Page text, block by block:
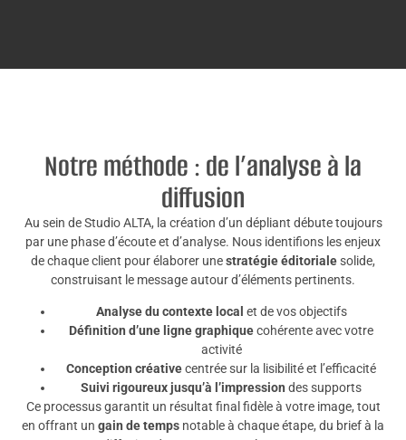
Notre méthode : de l’analyse à la
diffusion
Au sein de Studio ALTA, la création d’un dépliant débute toujours
par une phase d’écoute et d’analyse. Nous identifions les enjeux
de chaque client pour élaborer unestratégie éditorialesolide,
construisant le message autour d’éléments pertinents.
Analyse du contexte local et de vos objectifs
Définition d’une ligne graphiquecohérente avec votre
activité
Conception créativecentrée sur la lisibilité et l’efficacité
Suivi rigoureux jusqu’à l’impression des supports
Ce processus garantit un résultat final fidèle à votre image, tout
en offrant un gain de temps notable à chaque étape, du brief à la